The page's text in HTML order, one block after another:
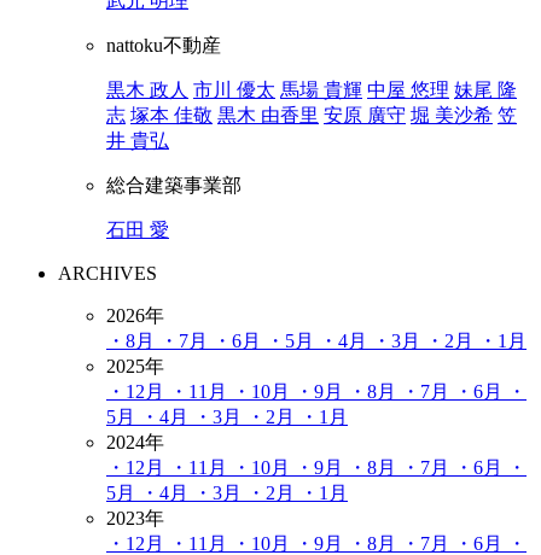
nattoku不動産
黒木 政人 市川 優太 馬場 貴輝 中屋 悠理 妹尾 隆
志 塚本 佳敬 黒木 由香里 安原 廣守 堀 美沙希 笠
井 貴弘
総合建築事業部
石田 愛
ARCHIVES
2026年
・8月
・7月 ・6月 ・5月 ・4月 ・3月 ・2月
・1月
2025年
・12月
・11月 ・10月 ・9月 ・8月 ・7月 ・6月
・
5月
・4月 ・3月 ・2月
・1月
2024年
・12月
・11月 ・10月 ・9月 ・8月 ・7月 ・6月
・
5月
・4月 ・3月 ・2月
・1月
2023年
・12月
・11月 ・10月 ・9月 ・8月 ・7月 ・6月
・